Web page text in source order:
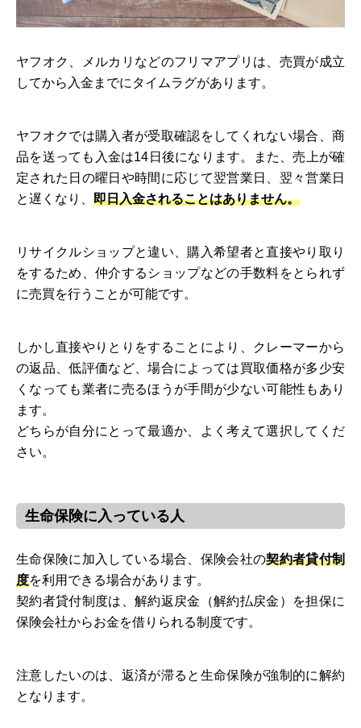
ヤフオク、メルカリなどのフリマアプリは、売買が成立
してから入金までにタイムラグがあります。
ヤフオクでは購入者が受取確認をしてくれない場合、商
品を送っても入金は14日後になります。また、売上が確
定された日の曜日や時間に応じて翌営業日、翌々営業日
と遅くなり、 即日入金されることはありません。
リサイクルショップと違い、購入希望者と直接やり取り
をするため、仲介するショップなどの手数料をとられず
に売買を行うことが可能です。
しかし直接やりとりをすることにより、クレーマーから
の返品、低評価など、場合によっては買取価格が多少安
くなっても業者に売るほうが手間が少ない可能性もあり
ます。
どちらが自分にとって最適か、よく考えて選択してくだ
さい。
生命保険に入っている人
生命保険に加入している場合、保険会社の契約者貸付制
度を利用できる場合があります。
契約者貸付制度は、解約返戻金（解約払戻金）を担保に
保険会社からお金を借りられる制度です。
注意したいのは、返済が滞ると生命保険が強制的に解約
となります。